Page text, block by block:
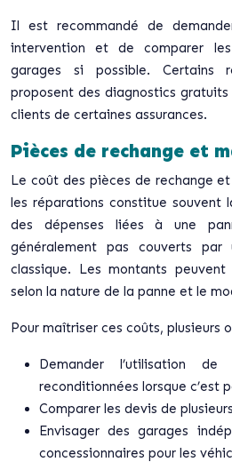
Il est recommandé de
intervention et de comparer
garages si possible. Certains
proposent des diagnostics
clients de certaines assurances.
Pièces de rechange et
Le coût des pièces de rechange
les réparations constitue souvent
des dépenses liées à une
généralement pas couverts par
classique. Les montants
selon la nature de la panne et le
Pour maîtriser ces coûts, plusieurs
Demander l’utilisation de
reconditionnées lorsque c’est
Comparer les devis de
Envisager des garages
concessionnaires pour les